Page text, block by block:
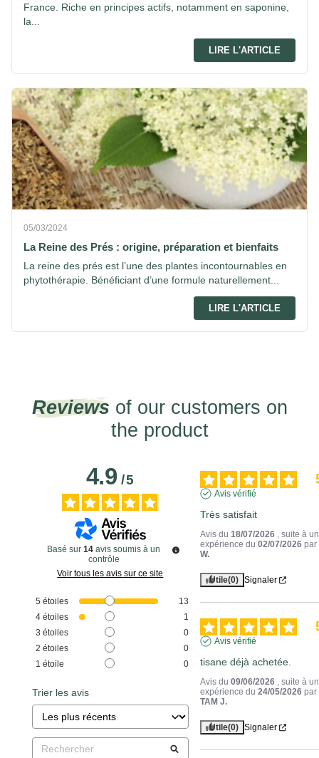
France. Riche en principes actifs, notamment en saponine,
la...
LIRE L'ARTICLE
05/03/2024
La Reine des Prés : origine, préparation et bienfaits
La reine des prés est l’une des plantes incontournables en
phytothérapie. Bénéficiant d’une formule naturellement...
LIRE L'ARTICLE
Reviews of our customers on
the product
4.9/5
Basé sur14 avis soumis à un
contrôle
Voir tous les avis sur ce site
5 étoiles
13
4 étoiles
1
3 étoiles
0
2 étoiles
0
1 étoile 0
Trier les avis
Avis vérifié
Très satisfait
Avis du18/07/2026 , suite à
expérience du02/07/2026 par
W.
Utile(0) Signaler
Avis vérifié
tisane déjà achetée.
Avis du09/06/2026 , suite à
expérience du24/05/2026 par
TAM J.
Utile(0) Signaler